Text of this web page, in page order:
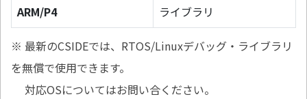
ARM/P4
ライブラリ
※ 最新のCSIDEでは、RTOS/Linuxデバッグ・ライブラリ
を無償で使用できます。
対応OSについてはお問い合ください。